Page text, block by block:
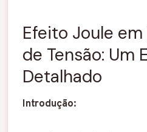
Efeito Joule
de Tensão: Um
Detalhado
Introdução: